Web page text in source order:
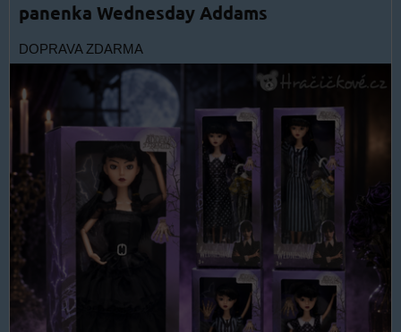
panenka Wednesday Addams
DOPRAVA ZDARMA